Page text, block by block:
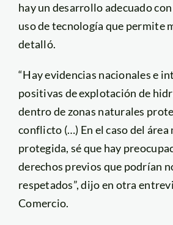
hay un desarrollo adecuado
uso de tecnología que permite
detalló.
“Hay evidencias nacionales e
positivas de explotación de
dentro de zonas naturales
conflicto (…) En el caso del área
protegida, sé que hay
derechos previos que podrían
respetados”, dijo en otra
Comercio.